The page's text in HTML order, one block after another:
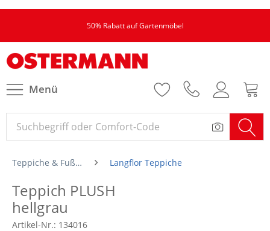
50% Rabatt auf Gartenmöbel
Menü
Teppiche & Fußmatten Langflor Teppiche
Teppich PLUSH
hellgrau
Artikel-Nr.: 134016